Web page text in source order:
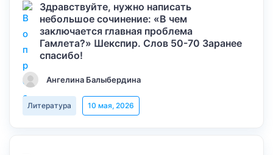
Здравствуйте, нужно написать
небольшое сочинение: «В чем
заключается главная проблема
Гамлета?» Шекспир. Слов 50-70 Заранее
спасибо!
Ангелина Балыбердина
Литература 10 мая, 2026